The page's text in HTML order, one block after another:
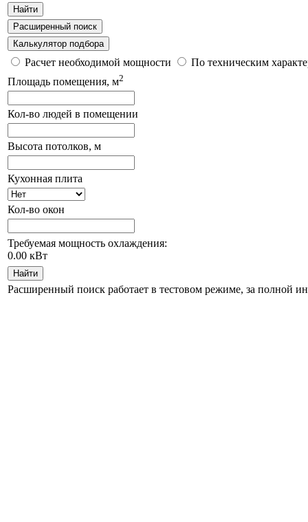
Найти
Расширенный поиск
Калькулятор подбора
Расчет необходимой мощности
По техническим
Площадь помещения, м2
Кол-во людей в помещении
Высота потолков, м
Кухонная плита
Кол-во окон
Требуемая мощность охлаждения:
0.00 кВт
Найти
Расширенный поиск работает в тестовом режиме, за полной